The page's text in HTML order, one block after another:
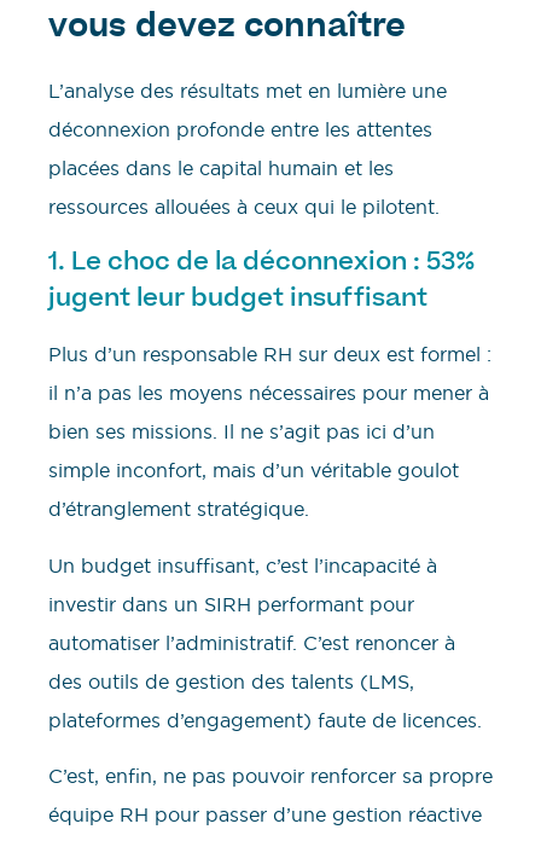
vous devez connaître
L’analyse des résultats met en lumière une
déconnexion profonde entre les attentes
placées dans le capital humain et les
ressources allouées à ceux qui le pilotent.
1. Le choc de la déconnexion : 53%
jugent leur budget insuffisant
Plus d’un responsable RH sur deux est formel :
il n’a pas les moyens nécessaires pour mener à
bien ses missions. Il ne s’agit pas ici d’un
simple inconfort, mais d’un véritable goulot
d’étranglement stratégique.
Un budget insuffisant, c’est l’incapacité à
investir dans un SIRH performant pour
automatiser l’administratif. C’est renoncer à
des outils de gestion des talents (LMS,
plateformes d’engagement) faute de licences.
C’est, enfin, ne pas pouvoir renforcer sa propre
équipe RH pour passer d’une gestion réactive